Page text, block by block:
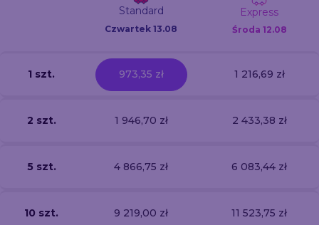
Standard
Czwartek 13.08
Express
Środa 12.08
1 szt. 973,35 zł 1 216,69 zł
2 szt. 1 946,70 zł 2 433,38 zł
5 szt. 4 866,75 zł 6 083,44 zł
10 szt. 9 219,00 zł 11 523,75 zł